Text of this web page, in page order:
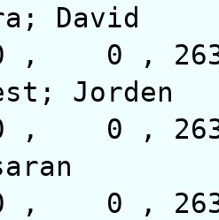
David
0 ,
Jorden
0 ,
0 ,